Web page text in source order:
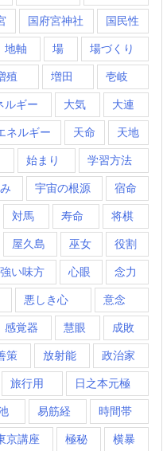
国府宮神社 国民性
地軸 場 場づくり
殖 増田 壱岐
ルギー 大気 大連
ネルギー 天命 天地
始まり 学習方法
宇宙の根源 宿命
対馬 寿命 将棋
屋久島 巫女 役割
い味方 心眼 念力
悪しき心 意念
感覚器 慧眼 成敗
策 放射能 政治家
旅行用 日之本元極
易筋経 時間帯
京講座 極秘 横暴